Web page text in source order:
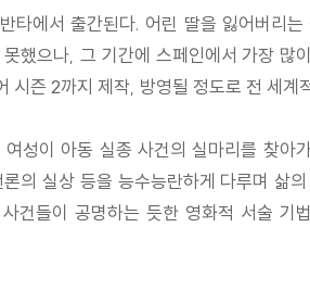
타에서 출간된다. 어린 딸을 잃어버리
했으나, 그 기간에 스페인에서 가장
시즌 2까지 제작, 방영될 정도로 전 세계
성이 아동 실종 사건의 실마리를 찾
의 실상 등을 능수능란하게 다루며 삶
들이 공명하는 듯한 영화적 서술 기